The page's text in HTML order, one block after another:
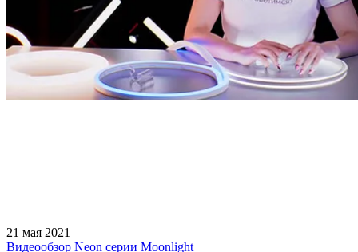
21 мая 2021
Видеообзор Neon серии Moonlight